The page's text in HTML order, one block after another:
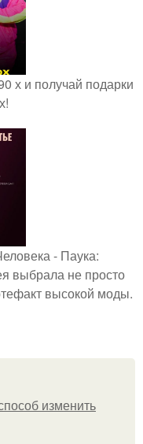
х и получай подарки
- Паука:
выбрала не просто
высокой моды.
изменить